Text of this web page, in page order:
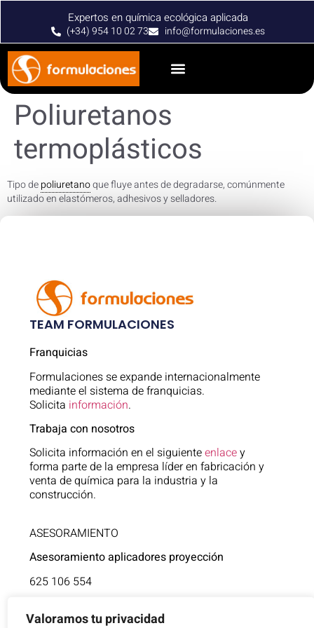
Valoramos tu privacidad
Expertos en química ecológica aplicada
(+34) 954 10 02 73 info@formulaciones.es
Poliuretanos
termoplásticos
Tipo depoliuretanoque fluye antes de degradarse, comúnmente
utilizado en elastómeros, adhesivos y selladores.
TEAM FORMULACIONES
Franquicias
Formulaciones se expande internacionalmente
mediante el sistema de franquicias.
Solicita información.
Trabaja con nosotros
Solicita información en el siguienteenlacey
forma parte de la empresa líder en fabricación y
venta de química para la industria y la
construcción.
ASESORAMIENTO
Asesoramiento aplicadores proyección
625 106 554